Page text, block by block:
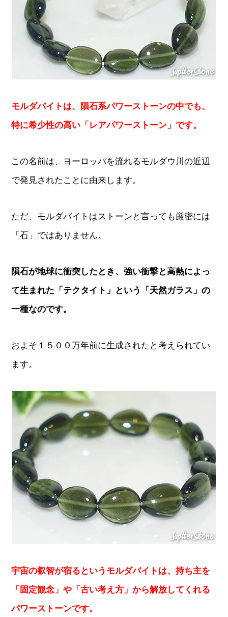
モルダバイトは、隕石系パワーストーンの中でも、
特に希少性の高い「レアパワーストーン」です。
この名前は、ヨーロッパを流れるモルダウ川の近辺
で発見されたことに由来します。
ただ、モルダバイトはストーンと言っても厳密には
「石」ではありません。
隕石が地球に衝突したとき、強い衝撃と高熱によっ
て生まれた「テクタイト」という「天然ガラス」の
一種なのです。
およそ１５００万年前に生成されたと考えられてい
ます。
宇宙の叡智が宿るというモルダバイトは、持ち主を
「固定観念」や「古い考え方」から解放してくれる
パワーストーンです。